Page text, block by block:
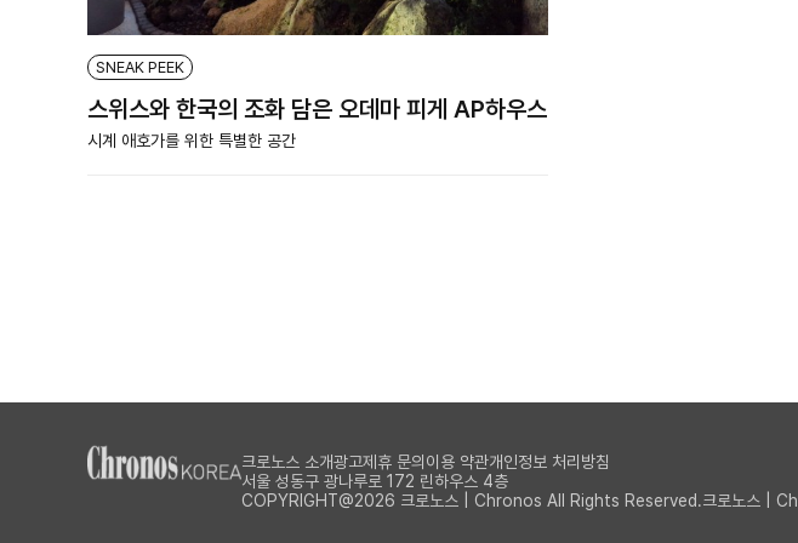
SNEAK PEEK
스위스와 한국의 조화 담은 오데마 피게 AP하우스
시계 애호가를 위한 특별한 공간
크로노스 소개광고제휴 문의 이용 약관개인정보 처리방침
서울 성동구 광나루로 172 린하우스 4층
COPYRIGHT@2026 크로노스 | Chronos All Rights Reserved.크로노스 |